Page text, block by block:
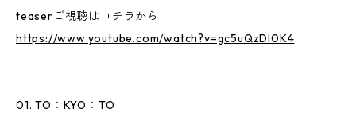
teaserご視聴はコチラから
https://www.youtube.com/watch?v=gc5uQzDI0K4
01. TO：KYO：TO